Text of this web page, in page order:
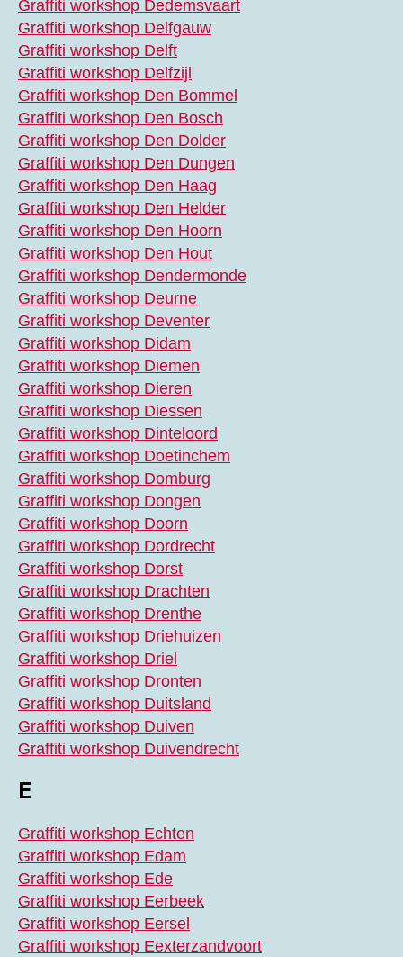
Graffiti workshop Dedemsvaart
Graffiti workshop Delfgauw
Graffiti workshop Delft
Graffiti workshop Delfzijl
Graffiti workshop Den Bommel
Graffiti workshop Den Bosch
Graffiti workshop Den Dolder
Graffiti workshop Den Dungen
Graffiti workshop Den Haag
Graffiti workshop Den Helder
Graffiti workshop Den Hoorn
Graffiti workshop Den Hout
Graffiti workshop Dendermonde
Graffiti workshop Deurne
Graffiti workshop Deventer
Graffiti workshop Didam
Graffiti workshop Diemen
Graffiti workshop Dieren
Graffiti workshop Diessen
Graffiti workshop Dinteloord
Graffiti workshop Doetinchem
Graffiti workshop Domburg
Graffiti workshop Dongen
Graffiti workshop Doorn
Graffiti workshop Dordrecht
Graffiti workshop Dorst
Graffiti workshop Drachten
Graffiti workshop Drenthe
Graffiti workshop Driehuizen
Graffiti workshop Driel
Graffiti workshop Dronten
Graffiti workshop Duitsland
Graffiti workshop Duiven
Graffiti workshop Duivendrecht
E
Graffiti workshop Echten
Graffiti workshop Edam
Graffiti workshop Ede
Graffiti workshop Eerbeek
Graffiti workshop Eersel
Graffiti workshop Eexterzandvoort